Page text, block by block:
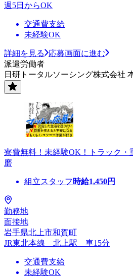
週5日からOK
交通費支給
未経験OK
詳細を見る
応募画面に進む
派遣労働者
日研トータルソーシング株式会社
寮費無料！未経験OK！トラック・
磨
組立スタッフ 時給1,450円
勤務地
面接地
岩手県北上市和賀町
JR東北本線 北上駅 車15分
交通費支給
未経験OK